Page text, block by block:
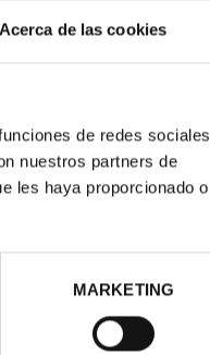
Acerca de las cookies
de redes sociales
nuestros partners de
les haya proporcionado o
MARKETING